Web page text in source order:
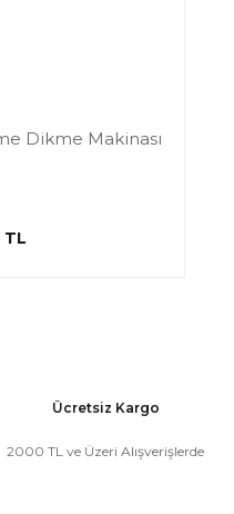
Dikme Makinası
TL
Ücretsiz Kargo
2000 TL ve Üzeri Alışverişlerde